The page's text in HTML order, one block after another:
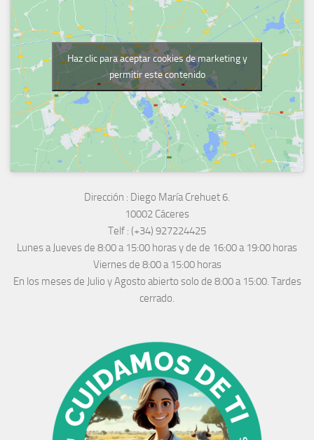
Haz clic para aceptar cookies de marketing y
permitir este contenido
Dirección : Diego María Crehuet 6.
10002 Cáceres
Telf : (+34) 927224425
Lunes a Jueves de 8:00 a 15:00 horas y de de 16:00 a 19:00 horas
Viernes de 8:00 a 15:00 horas
En los meses de Julio y Agosto abierto solo de 8:00 a 15:00. Tardes
cerrado.